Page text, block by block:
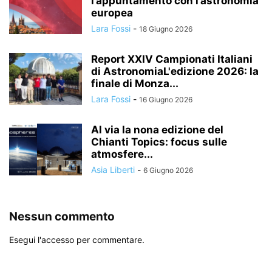
europea
Lara Fossi - 18 Giugno 2026
Report XXIV Campionati Italiani
di AstronomiaL'edizione 2026: la
finale di Monza...
Lara Fossi - 16 Giugno 2026
Al via la nona edizione del
Chianti Topics: focus sulle
atmosfere...
Asia Liberti - 6 Giugno 2026
Nessun commento
Esegui l'accesso per commentare.